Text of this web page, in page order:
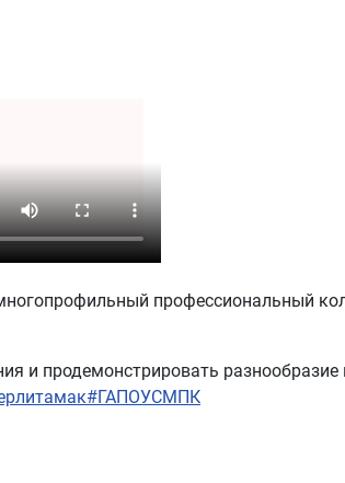
профессиональный
и продемонстрировать разнообразие
#ГАПОУСМПК